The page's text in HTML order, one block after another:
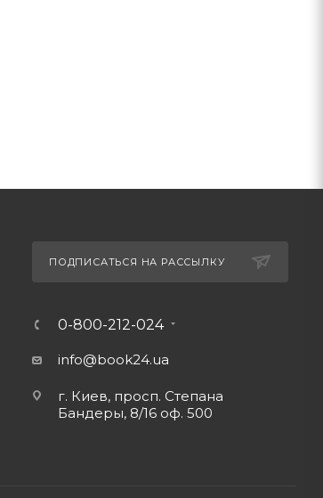
ПОДПИСАТЬСЯ НА РАССЫЛКУ
0-800-212-024
info@book24.ua
г. Киев, просп. Степана
Бандеры, 8/16 оф. 500